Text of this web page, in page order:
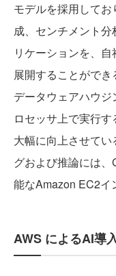
モデルを採用して
成、センチメント
リケーションを、
展開することがで
データウェアハウ
ロセッサ上で実行
大幅に向上させて
グおよび推論には
能なAmazon EC2イ
AWS によるAI導